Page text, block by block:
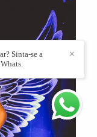
✕
Sinta-se a